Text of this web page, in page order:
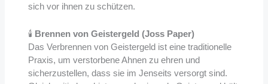
sich vor ihnen zu schützen.
🕯 Brennen von Geistergeld (Joss Paper)
Das Verbrennen von Geistergeld ist eine traditionelle
Praxis, um verstorbene Ahnen zu ehren und
sicherzustellen, dass sie im Jenseits versorgt sind.